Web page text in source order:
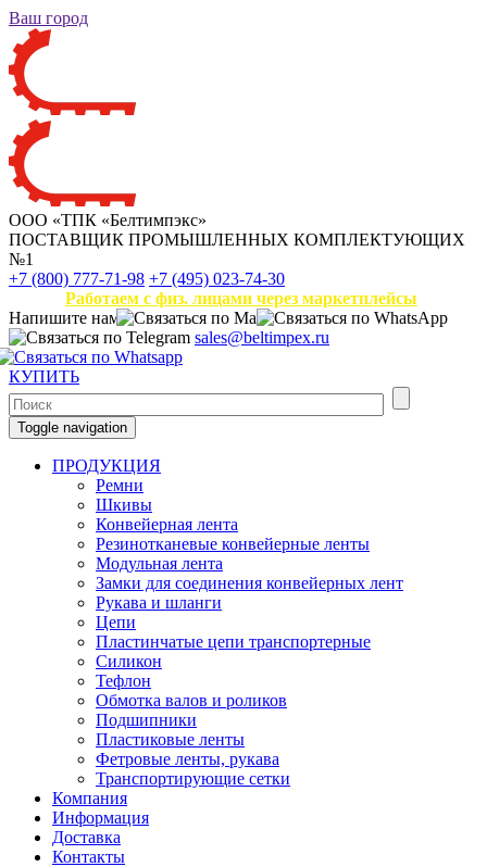
Ваш город
ООО «ТПК «Белтимпэкс»
ПОСТАВЩИК ПРОМЫШЛЕННЫХ КОМПЛЕКТУЮЩИХ
№1
+7 (800) 777-71-98 +7 (495) 023-74-30
Работаем с физ. лицами через маркетплейсы
Напишите нам
sales@beltimpex.ru
КУПИТЬ
Toggle navigation
ПРОДУКЦИЯ
Ремни
Шкивы
Конвейерная лента
Резинотканевые конвейерные ленты
Модульная лента
Замки для соединения конвейерных лент
Рукава и шланги
Цепи
Пластинчатые цепи транспортерные
Силикон
Тефлон
Обмотка валов и роликов
Подшипники
Пластиковые ленты
Фетровые ленты, рукава
Транспортирующие сетки
Компания
Информация
Доставка
Контакты